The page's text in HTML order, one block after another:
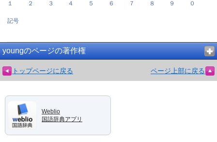
１ ２ ３ ４ ５ ６ ７ ８ ９ ０
記号
youngのページの著作権
トップページに戻る ページ上部に戻る
Weblio
国語辞典アプリ